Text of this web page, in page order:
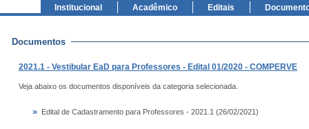
Institucional Acadêmico Editais
Documentos
2021.1 - Vestibular EaD para Professores - Edital 01/2020 - COMPERVE
Veja abaixo os documentos disponíveis da categoria selecionada.
» Edital de Cadastramento para Professores - 2021.1 (26/02/2021)